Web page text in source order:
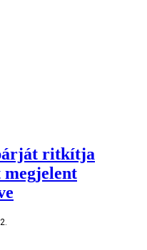
ritkítja
megjelent